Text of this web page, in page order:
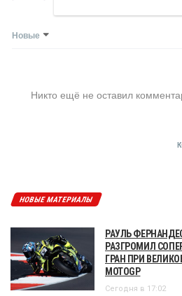
Новые
Никто ещё не оставил
НОВЫЕ МАТЕРИАЛЫ
РАУЛЬ
РАЗГРОМИЛ
ГРАН ПРИ
MOTOGP
Сегодня в 17:02